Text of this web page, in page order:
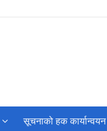
सूचनाको हक कार्यान्वयन